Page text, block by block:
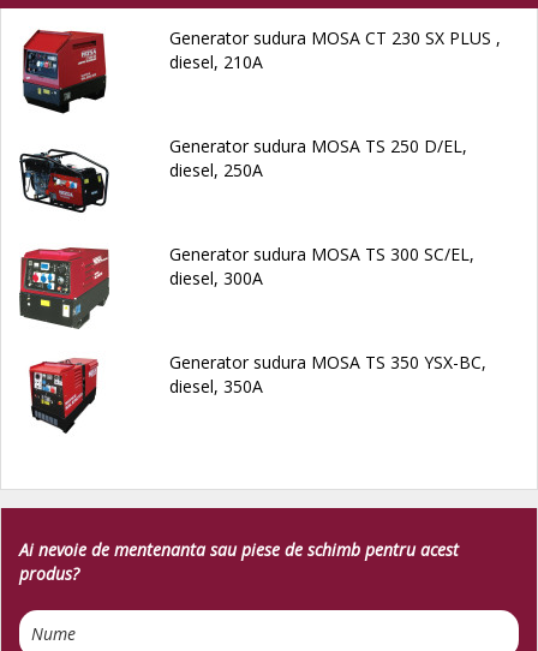
Generator sudura MOSA CT 230 SX PLUS ,
diesel, 210A
Generator sudura MOSA TS 250 D/EL,
diesel, 250A
Generator sudura MOSA TS 300 SC/EL,
diesel, 300A
Generator sudura MOSA TS 350 YSX-BC,
diesel, 350A
Ai nevoie de mentenanta sau piese de schimb pentru acest
produs?